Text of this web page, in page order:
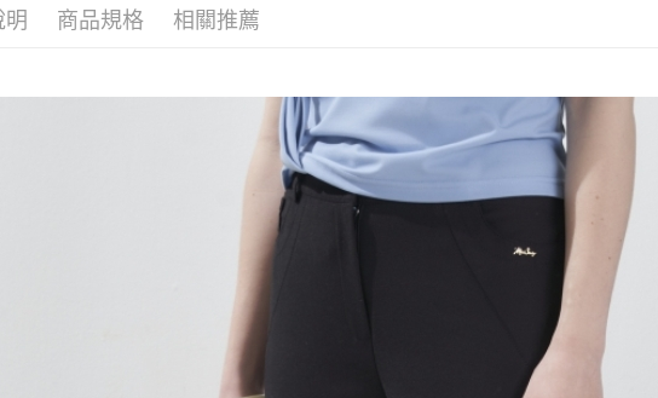
醒簡訊。
2.透過簡訊連結打開帳單後
帳／街口支付／iPASS
1.本服務係由「台灣大哥大
用戶於交易時，得透過本服
款買賣價金債權讓與本公司
2.基於同意付款使用「大哥
資料（包含姓名、電話或地
用，由本公司與您本人進行
3.完整用戶服務條款，請詳閱
１．於結帳方式選擇「
付」結帳頁面，進行簡訊認
２．訂單成立數日內，您將
３．收到繳費通知簡訊後14
／ATM／網路銀行／等多元
※ 請注意：結帳手續完成當
絡購買商品的店家。未經商
先享後付繳納相關費用。
※ 交易是否成功請以「
是否繳費成功／繳費後需取
付客戶支援中心」
https://
【注意事項】
１．透過由恩沛科技股份有
每筆NT$120，滿
7-11取貨付款
每筆NT$120，滿
每筆NT$120，滿
明 商品規格 相關推薦